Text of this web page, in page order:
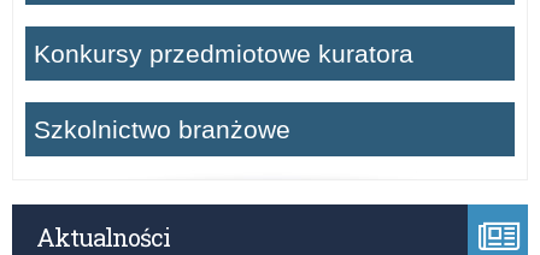
Konkursy przedmiotowe kuratora
Szkolnictwo branżowe
Aktualności